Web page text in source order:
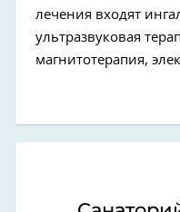
лечения входят
ультразвуковая
магнитотерапия,